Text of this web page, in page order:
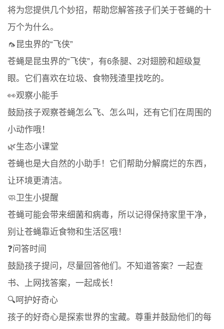
将为您提供几个妙招，帮助您解答孩子们关于苍蝇的十
万个为什么。
🦟昆虫界的“飞侠”
苍蝇是昆虫界的“飞侠”，有6条腿、2对翅膀和超级复
眼。它们喜欢在垃圾、食物残渣里找吃的。
👀观察小能手
鼓励孩子观察苍蝇怎么飞、怎么叫，还有它们在周围的
小动作哦！
🌿生态小课堂
苍蝇也是大自然的小助手！它们帮助分解腐烂的东西，
让环境更清洁。
🧼卫生小提醒
苍蝇可能会带来细菌和病毒，所以记得保持家里干净，
别让苍蝇靠近食物和生活区哦！
❓问答时间
鼓励孩子提问，尽量回答他们。不知道答案？一起查
书、上网找答案，一起成长！
🔍呵护好奇心
孩子的好奇心是探索世界的宝藏。尊重并鼓励他们的每